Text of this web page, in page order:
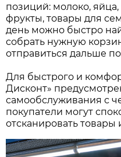
позиций: молоко,
фрукты, товары для
день можно быстро
собрать нужную
отправиться дальше
Для быстрого и
Дисконт»
самообслуживания с
покупатели могут
отсканировать товары